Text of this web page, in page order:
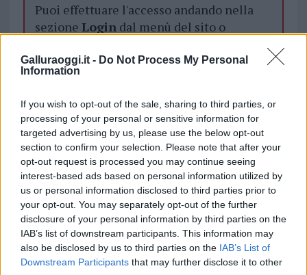
Galluraoggi.it - Do Not Process My Personal
Information
If you wish to opt-out of the sale, sharing to third parties, or
processing of your personal or sensitive information for
targeted advertising by us, please use the below opt-out
section to confirm your selection. Please note that after your
opt-out request is processed you may continue seeing
interest-based ads based on personal information utilized by
us or personal information disclosed to third parties prior to
your opt-out. You may separately opt-out of the further
disclosure of your personal information by third parties on the
IAB’s list of downstream participants. This information may
also be disclosed by us to third parties on the IAB’s List of
Downstream Participants that may further disclose it to other
Puoi effettuare l'accesso andando nella
sezione Logindal menù del sito o
Notizie in tempo reale?
Entra nel canale telegram di
GalluraOggi.it
Inviaci le tue segnalazioni,
i tuoi video e le tue foto
Su WhatsApp al numero +39